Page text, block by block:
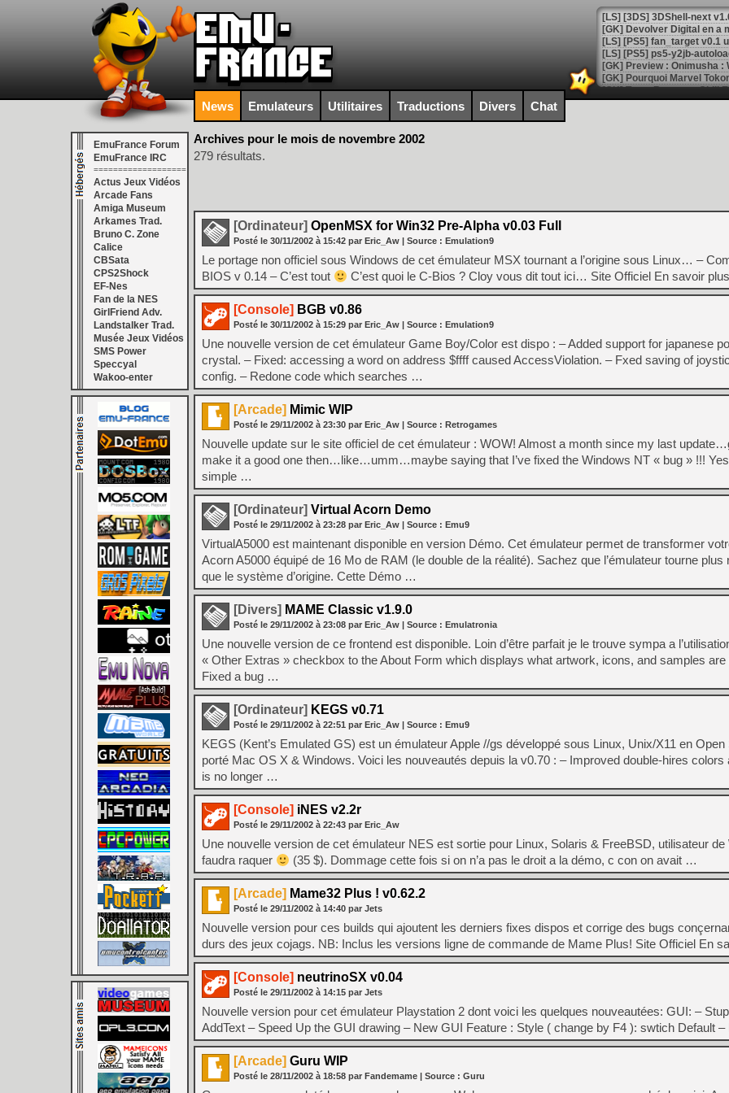
[GK] Devolver Digital en a
[LS] [PS5] ps5-y2jb-
[GK] Pourquoi Marvel
[GK] Test : Restory : Chill
[GK] GTA 6 : Rockstar
[GK] Hot Wheels Infinite
[GK] Mémoire cash -
[GK] Résultats Nintendo :
[GK] Déjà des
[Mo5] Brickboy cherche à
[GK] Minecraft et ses «
[GK] Beast of
[GK] Ubisoft : fin de partie
[GK] Mémoire cash -
[GK] Dan Houser (GTA)
[GK] Comment EA Sports
[GK] Crimson Moon : un
[GK] Isle of Reveries : le
[GK] Moonlighter 2 : The
[GK] Capcom relance
[Mo5] Deux inédits du
[GK] Le beat'em up The
[GK] Endless Legend 2 :
[LS] [PS5] Le WebKit
[GK] Oubliez Crazy Taxi,
[LS] [Switch] NSZ 5.0.0
[GK] No More Room in
[GK] Agenda - GeForce
News Emulateurs Utilitaires Traductions Divers Chat
EmuFrance Forum
EmuFrance IRC
===================
Actus Jeux Vidéos
Arcade Fans
Amiga Museum
Arkames Trad.
Bruno C. Zone
Calice
CBSata
CPS2Shock
EF-Nes
Fan de la NES
GirlFriend Adv.
Landstalker Trad.
Musée Jeux Vidéos
SMS Power
Speccyal
Wakoo-enter
Archives pour le mois de novembre 2002
279 résultats.
[Ordinateur] OpenMSX for Win32 Pre-Alpha v0.03 Full
Posté le 30/11/2002 à 15:42 par Eric_Aw | Source : Emulation9
Le portage non officiel sous Windows de cet émulateur MSX tournant a l’origine sous Linux… –
BIOS v 0.14 – C’est tout
C’est quoi le C-Bios ? Cloy vous dit tout ici… Site Officiel En savoir
[Console] BGB v0.86
Posté le 30/11/2002 à 15:29 par Eric_Aw | Source : Emulation9
Une nouvelle version de cet émulateur Game Boy/Color est dispo : – Added support for japanese
crystal. – Fixed: accessing a word on address $ffff caused AccessViolation. – Fxed saving of
config. – Redone code which searches …
[Arcade] Mimic WIP
Posté le 29/11/2002 à 23:30 par Eric_Aw | Source : Retrogames
Nouvelle update sur le site officiel de cet émulateur : WOW! Almost a month since my last
make it a good one then…like…umm…maybe saying that I’ve fixed the Windows NT « bug » !!!
simple …
[Ordinateur] Virtual Acorn Demo
Posté le 29/11/2002 à 23:28 par Eric_Aw | Source : Emu9
VirtualA5000 est maintenant disponible en version Démo. Cet émulateur permet de transformer
Acorn A5000 équipé de 16 Mo de RAM (le double de la réalité). Sachez que l’émulateur tourne plus
que le système d’origine. Cette Démo …
[Divers] MAME Classic v1.9.0
Posté le 29/11/2002 à 23:08 par Eric_Aw | Source : Emulatronia
Une nouvelle version de ce frontend est disponible. Loin d’être parfait je le trouve sympa a
« Other Extras » checkbox to the About Form which displays what artwork, icons, and samples are
Fixed a bug …
[Ordinateur] KEGS v0.71
Posté le 29/11/2002 à 22:51 par Eric_Aw | Source : Emu9
KEGS (Kent’s Emulated GS) est un émulateur Apple //gs développé sous Linux, Unix/X11 en Open
porté Mac OS X & Windows. Voici les nouveautés depuis la v0.70 : – Improved double-hires colors
is no longer …
[Console] iNES v2.2r
Posté le 29/11/2002 à 22:43 par Eric_Aw
Une nouvelle version de cet émulateur NES est sortie pour Linux, Solaris & FreeBSD, utilisateur de
faudra raquer
(35 $). Dommage cette fois si on n’a pas le droit a la démo, c con on avait …
[Arcade] Mame32 Plus ! v0.62.2
Posté le 29/11/2002 à 14:40 par Jets
Nouvelle version pour ces builds qui ajoutent les derniers fixes dispos et corrige des bugs
durs des jeux cojags. NB: Inclus les versions ligne de commande de Mame Plus! Site Officiel En
[Console] neutrinoSX v0.04
Posté le 29/11/2002 à 14:15 par Jets
Nouvelle version pour cet émulateur Playstation 2 dont voici les quelques nouveautées: GUI: –
AddText – Speed Up the GUI drawing – New GUI Feature : Style ( change by F4 ): swtich Default
[Arcade] Guru WIP
Posté le 28/11/2002 à 18:58 par Fandemame | Source : Guru